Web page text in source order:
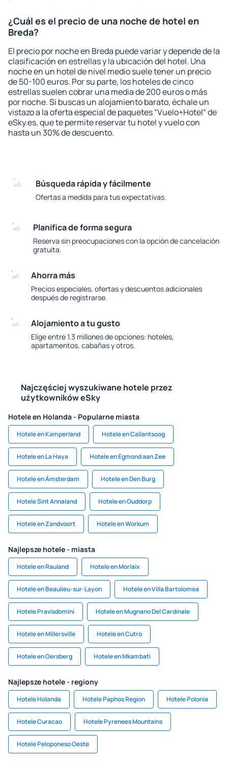
¿Cuál es el precio de una noche de hotel en
Breda?
El precio por noche en Breda puede variar y depende de la
clasificación en estrellas y la ubicación del hotel. Una
noche en un hotel de nivel medio suele tener un precio
de 50-100 euros. Por su parte, los hoteles de cinco
estrellas suelen cobrar una media de 200 euros o más
por noche. Si buscas un alojamiento barato, échale un
vistazo a la oferta especial de paquetes “Vuelo+Hotel“ de
eSky.es, que te permite reservar tu hotel y vuelo con
hasta un 30% de descuento.
Búsqueda rápida y fácilmente
Ofertas a medida para tus expectativas.
Planifica de forma segura
Reserva sin preocupaciones con la opción de cancelación
gratuita.
Ahorra más
Precios especiales, ofertas y descuentos adicionales
después de registrarse.
Alojamiento a tu gusto
Elige entre 1.3 millones de opciones: hoteles,
apartamentos, cabañas y otros.
Najczęściej wyszukiwane hotele przez
użytkowników eSky
Hotele en Holanda - Popularne miasta
Hotele en Kamperland Hotele en Callantsoog
Hotele en La Haya Hotele en Egmond aan Zee
Hotele en Ámsterdam Hotele en Den Burg
Hotele Sint Annaland Hotele en Ouddorp
Hotele en Zandvoort Hotele en Workum
Najlepsze hotele - miasta
Hotele en Rauland Hotele en Morlaix
Hotele en Beaulieu-sur-Layon Hotele en Villa Bartolomea
Hotele Pravisdomini Hotele en Mugnano Del Cardinale
Hotele en Millersville Hotele en Cutro
Hotele en Oersberg Hotele en Mkambati
Najlepsze hotele - regiony
Hotele Holanda Hotele Paphos Region Hotele Polonia
Hotele Curacao Hotele Pyrenees Mountains
Hotele Peloponeso Oeste